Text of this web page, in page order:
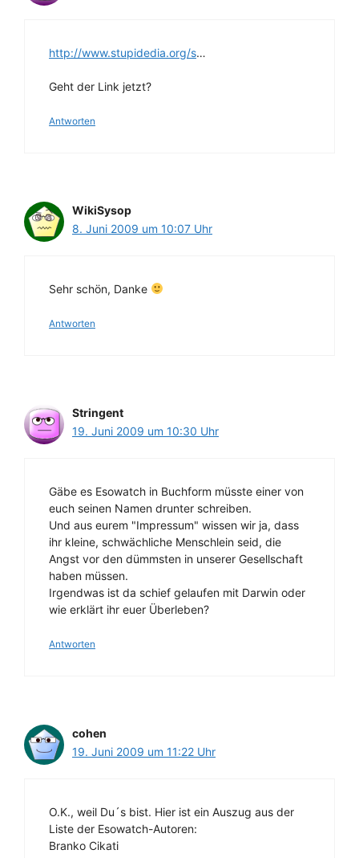
http://www.stupidedia.org/s…
Geht der Link jetzt?
Antworten
WikiSysop
8. Juni 2009 um 10:07 Uhr
Sehr schön, Danke
Antworten
Stringent
19. Juni 2009 um 10:30 Uhr
Gäbe es Esowatch in Buchform müsste einer von
euch seinen Namen drunter schreiben.
Und aus eurem "Impressum" wissen wir ja, dass
ihr kleine, schwächliche Menschlein seid, die
Angst vor den dümmsten in unserer Gesellschaft
haben müssen.
Irgendwas ist da schief gelaufen mit Darwin oder
wie erklärt ihr euer Überleben?
Antworten
cohen
19. Juni 2009 um 11:22 Uhr
O.K., weil Du´s bist. Hier ist ein Auszug aus der
Liste der Esowatch-Autoren:
Branko Cikati